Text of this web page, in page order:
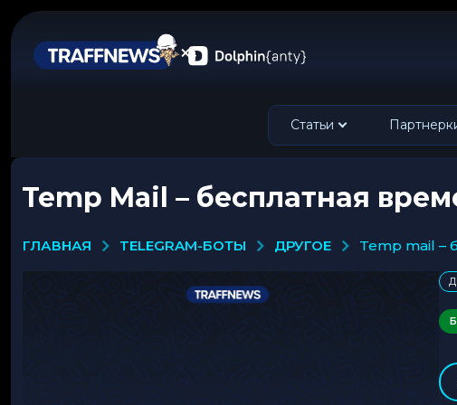
Статьи
Temp Mail – бесплатная
ГЛАВНАЯ TELEGRAM-БОТЫ ДРУГОЕ temp mail –